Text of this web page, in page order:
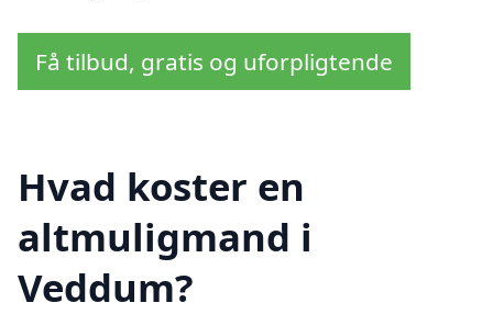
Få tilbud, gratis og uforpligtende
Hvad koster en
altmuligmand i
Veddum?